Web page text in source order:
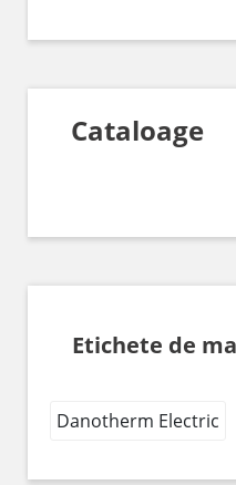
Cataloage
Etichete de
Danotherm Electric